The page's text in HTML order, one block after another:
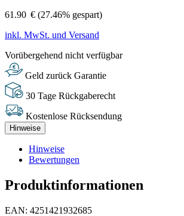
61.90 € (27.46% gespart)
inkl. MwSt. und Versand
Vorübergehend nicht verfügbar
Geld zurück Garantie
30 Tage Rückgaberecht
Kostenlose Rücksendung
Hinweise
Hinweise
Bewertungen
Produktinformationen
EAN: 4251421932685